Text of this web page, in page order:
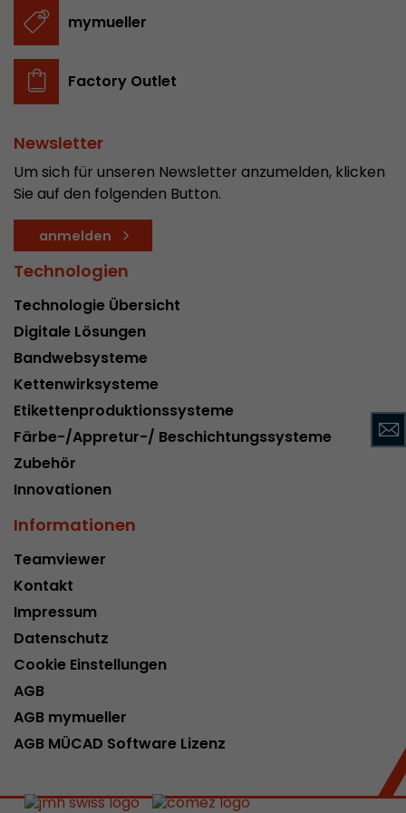
mymueller
Factory Outlet
Newsletter
Um sich für unseren Newsletter anzumelden, klicken
Sie auf den folgenden Button.
anmelden
Technologien
Technologie Übersicht
Digitale Lösungen
Bandwebsysteme
Kettenwirksysteme
Etikettenproduktionssysteme
Färbe-/Appretur-/ Beschichtungssysteme
Zubehör
Innovationen
Informationen
Teamviewer
Kontakt
Impressum
Datenschutz
Cookie Einstellungen
AGB
AGB mymueller
AGB MÜCAD Software Lizenz
Zweck
In diesem Cookie werden die
abgespeichert um Besucher zu tracken. In
des ersten Besuches, der Zeitpunkt zu
Besuch gestartet wird sowie die Anzahl aller
Name __utmb
Laufzeit 30 min
Zweck
abgelaufen ist und wie tief sich ein Besucher
bewegt. Es speichert die Anzahl von
eines Besuchers.
Name __utmc
Provider
Debugging und der Verwendung des neuen
Codes nicht berücksichtigt werden.
Name __utmz
Laufzeit 6 Monate